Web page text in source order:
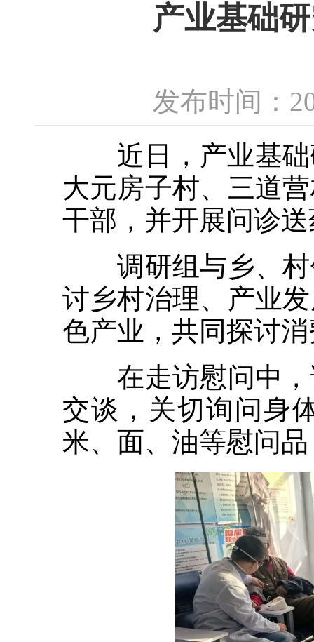
产业基础
发布时间：
近日，产业基础
大元房子村、三道
干部，并开展问诊
调研组与乡、村
讨乡村治理、产业
色产业，共同探讨
在走访慰问中，
交谈，关切询问身
米、面、油等慰问